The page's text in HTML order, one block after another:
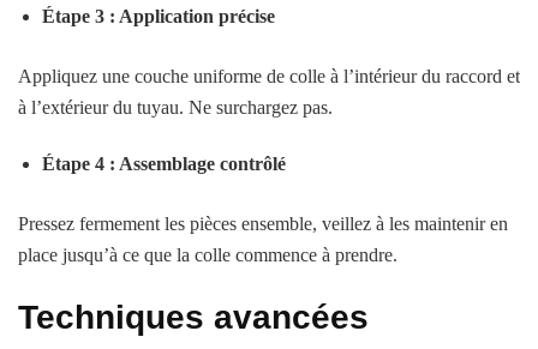
Étape 3 : Application précise
Appliquez une couche uniforme de colle à l’intérieur du raccord et
à l’extérieur du tuyau. Ne surchargez pas.
Étape 4 : Assemblage contrôlé
Pressez fermement les pièces ensemble, veillez à les maintenir en
place jusqu’à ce que la colle commence à prendre.
Techniques avancées